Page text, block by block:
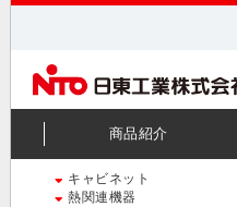
商品紹介
キャビネット
熱関連機器